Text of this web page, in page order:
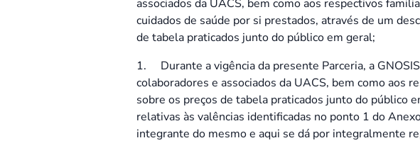
associados da UACS, bem como aos respectivos
cuidados de saúde por si prestados, através de um
de tabela praticados junto do público em geral;
1. Durante a vigência da presente Parceria, a
colaboradores e associados da UACS, bem como aos
sobre os preços de tabela praticados junto do público
relativas às valências identificadas no ponto 1 do
integrante do mesmo e aqui se dá por integralmente